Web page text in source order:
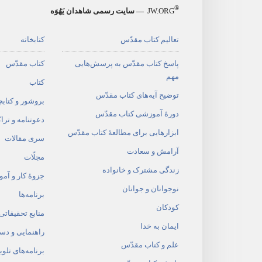
JW.ORG® — سایت رسمی شاهدان یَهُوَه
تعالیم کتاب مقدّس
پاسخ کتاب مقدّس به پرسش‌هایی
مهم
توضیح آیه‌های کتاب مقدّس
دورهٔ آموزشی کتاب مقدّس
ابزارهایی برای مطالعهٔ کتاب مقدّس
آرامش و سعادت
زندگی مشترک و خانواده
نوجوانان و جوانان
کودکان
ایمان به خدا
علم و کتاب مقدّس
کتابخانه
کتاب مقدّس
کتاب
بروشور و
دعوتنامه و
سری مقالات
مجلّات
جزوهٔ کار و
برنامه‌ها
منابع تحقیقاتی
راهنمایی و
برنامه‌های